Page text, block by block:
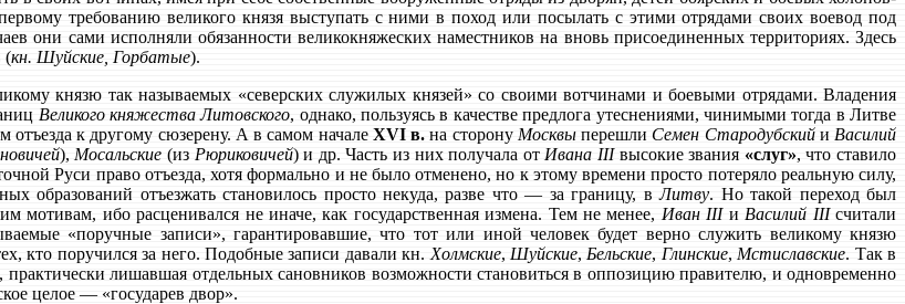
требованию великого князя выступать с ними в поход или посылать с этими отрядами своих воевод под
они сами исполняли обязанности великокняжеских наместников на вновь присоединенных территориях. Здесь
(кн. Шуйские, Горбатые).
князю так называемых «северских служилых князей» со своими вотчинами и боевыми отрядами. Владения
Великого княжества Литовского, однако, пользуясь в качестве предлога утеснениями, чинимыми тогда в Литве
отъезда к другому сюзерену. А в самом начале XVI в. на сторону Москвыперешли Семен Стародубскийи Василий
), Мосальские (из Рюриковичей) и др. Часть из них получала от Ивана IIIвысокие звания «слуг», что ставило
Руси право отъезда, хотя формально и не было отменено, но к этому времени просто потеряло реальную силу,
образований отъезжать становилось просто некуда, разве что — за границу, вЛитву. Но такой переход был
ибо расценивался не иначе, как государственная измена. Тем не менее, Иван IIIи Василий IIIсчитали
«поручные записи», гарантировавшие, что тот или иной человек будет верно служить великому князю
кто поручился за него. Подобные записи давали кн. Холмские, Шуйские, Бельские, Глинские, Мстиславские. Так в
практически лишавшая отдельных сановников возможности становиться в оппозицию правителю, и одновременно
целое — «государев двор».